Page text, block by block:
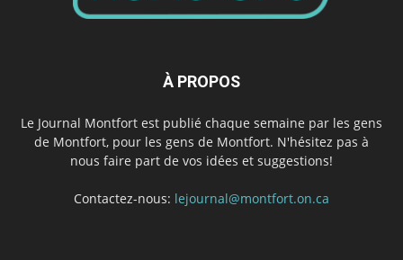
À PROPOS
Le Journal Montfort est publié chaque semaine par les gens
de Montfort, pour les gens de Montfort. N'hésitez pas à
nous faire part de vos idées et suggestions!
Contactez-nous: lejournal@montfort.on.ca